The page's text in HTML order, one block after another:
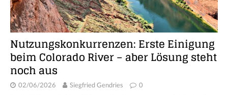
Nutzungskonkurrenzen: Erste Einigung
beim Colorado River – aber Lösung steht
noch aus
02/06/2026 Siegfried Gendries 0